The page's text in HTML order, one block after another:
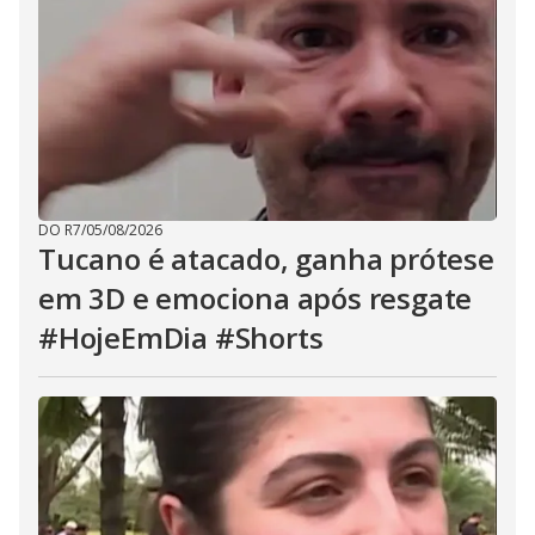
DO R7/05/08/2026
Tucano é atacado, ganha prótese
em 3D e emociona após resgate
#HojeEmDia #Shorts